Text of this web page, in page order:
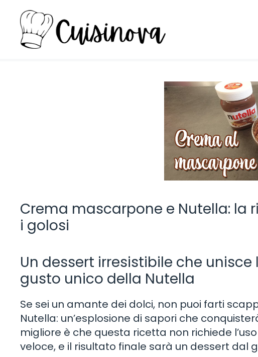
contenuto
Crema mascarpone e Nutella:
i golosi
Un dessert irresistibile che
gusto unico della Nutella
Se sei un amante dei dolci, non puoi farti
Nutella: un’esplosione di sapori che
migliore è che questa ricetta non richiede
veloce, e il risultato finale sarà un dessert dal